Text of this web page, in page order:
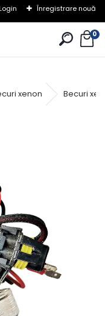
Înregistrare nouă
0
xenon Becuri